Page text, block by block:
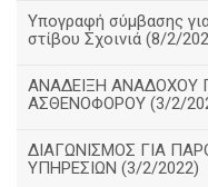
Υπογραφή σύμβασης
στίβου Σχοινιά (8/2/
ΑΝΑΔΕΙΞΗ ΑΝΑΔΟΧΟΥ
ΑΣΘΕΝΟΦΟΡΟΥ (3/2/
ΔΙΑΓΩΝΙΣΜΟΣ ΓΙΑ
ΥΠΗΡΕΣΙΩΝ (3/2/2022)